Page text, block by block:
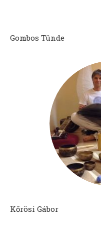
Gombos Tünde
Kőrösi Gábor